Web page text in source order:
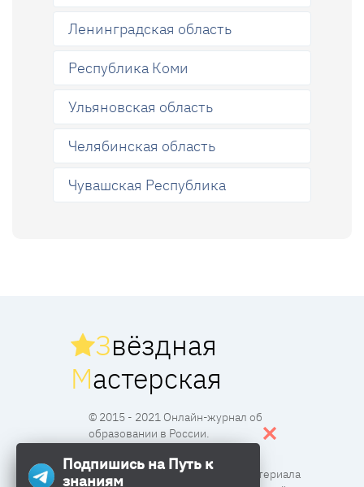
Ленинградская область
Республика Коми
Ульяновская область
Челябинская область
Чувашская Республика
Звёздная
Мастерская
© 2015 - 2021 Онлайн-журнал об
образовании в России.
Все права защищены. Перпечатка материала
Подпишись на Путь к
знаниям